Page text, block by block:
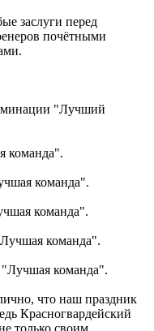
заслуги перед
почётными
"Лучший
команда".
команда".
команда".
команда".
команда".
что наш праздник
Красногвардейский
только своим